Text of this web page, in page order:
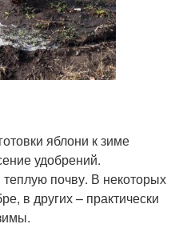
яблони к зиме
удобрений.
почву. В некоторых
в других – практически